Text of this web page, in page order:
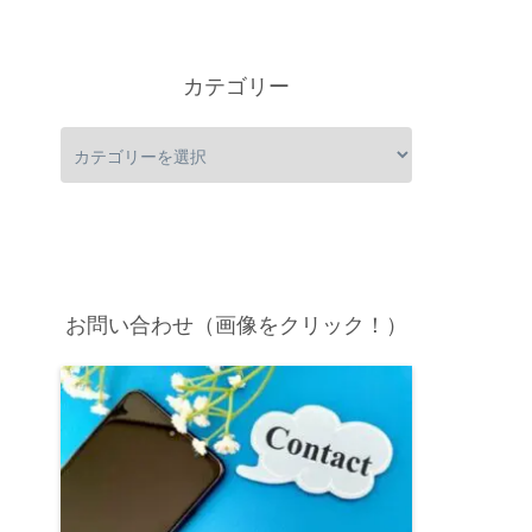
カテゴリー
お問い合わせ（画像をクリック！）